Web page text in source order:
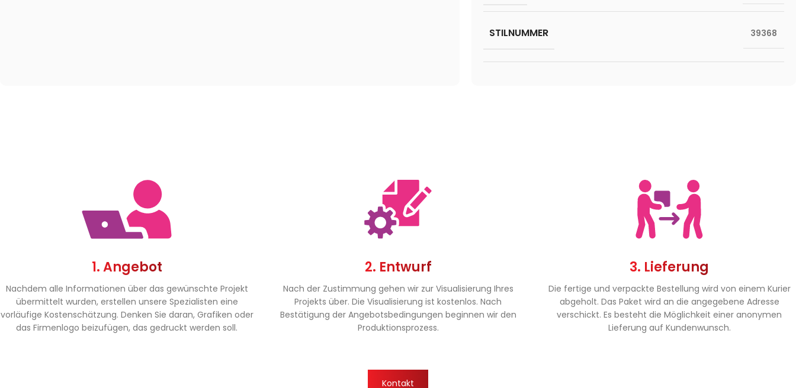
STILNUMMER 39368
1. Angebot
Nachdem alle Informationen über das gewünschte Projekt
übermittelt wurden, erstellen unsere Spezialisten eine
vorläufige Kostenschätzung. Denken Sie daran, Grafiken oder
das Firmenlogo beizufügen, das gedruckt werden soll.
2. Entwurf
Nach der Zustimmung gehen wir zur Visualisierung Ihres
Projekts über. Die Visualisierung ist kostenlos. Nach
Bestätigung der Angebotsbedingungen beginnen wir den
Produktionsprozess.
3. Lieferung
Die fertige und verpackte Bestellung wird von einem Kurier
abgeholt. Das Paket wird an die angegebene Adresse
verschickt. Es besteht die Möglichkeit einer anonymen
Lieferung auf Kundenwunsch.
Kontakt